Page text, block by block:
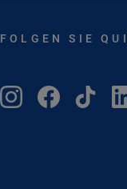
FOLGEN SIE